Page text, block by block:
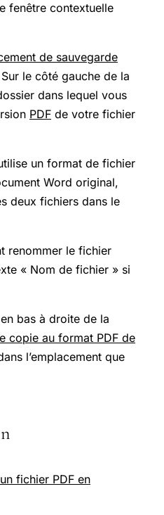
fenêtre contextuelle
de sauvegarde
le côté gauche de la
dans lequel vous
PDF de votre fichier
un format de fichier
Word original,
deux fichiers dans le
renommer le fichier
« Nom de fichier » si
bas à droite de la
copie au format PDF de
l’emplacement que
fichier PDF en